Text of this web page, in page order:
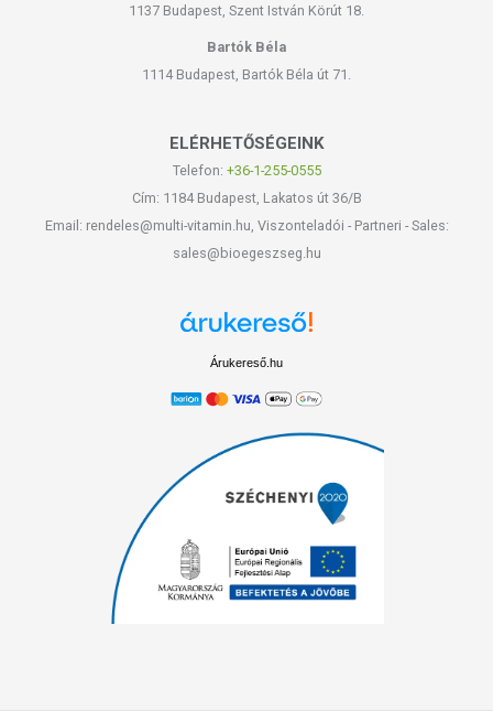
1137 Budapest, Szent István Körút 18.
Bartók Béla
1114 Budapest, Bartók Béla út 71.
ELÉRHETŐSÉGEINK
Telefon: +36-1-255-0555
Cím: 1184 Budapest, Lakatos út 36/B
Email: rendeles@multi-vitamin.hu, Viszonteladói - Partneri - Sales:
sales@bioegeszseg.hu
Árukereső.hu